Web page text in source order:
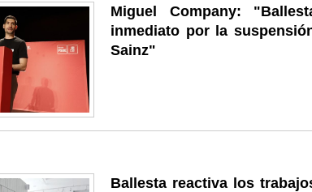
Miguel Company:
inmediato por la
Sainz"
Ballesta reactiva los